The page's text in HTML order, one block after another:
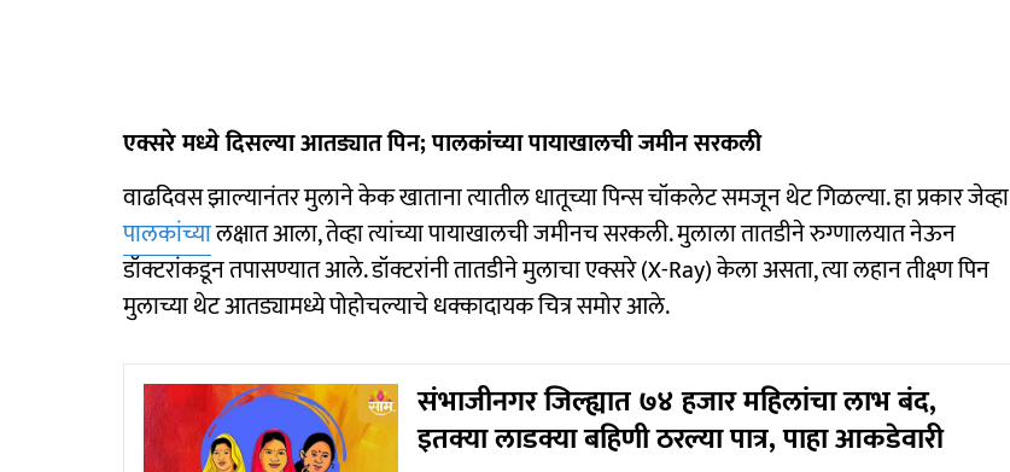
एक्सरे मध्ये दिसल्या आतड्यात पिन; पालकांच्या पायाखालची जमीन सरकली
वाढदिवस झाल्यानंतर मुलाने केक खाताना त्यातील धातूच्या पिन्स चॉकलेट समजून थेट गिळल्या. हा प्रकार जेव्हा
पालकांच्यालक्षात आला, तेव्हा त्यांच्या पायाखालची जमीनच सरकली. मुलाला तातडीने रुग्णालयात नेऊन
डॉक्टरांकडून तपासण्यात आले. डॉक्टरांनी तातडीने मुलाचा एक्सरे (X-Ray) केला असता, त्या लहान तीक्ष्ण पिन
मुलाच्या थेट आतड्यामध्ये पोहोचल्याचे धक्कादायक चित्र समोर आले.
संभाजीनगर जिल्ह्यात ७४ हजार महिलांचा लाभ बंद,
इतक्या लाडक्या बहिणी ठरल्या पात्र, पाहा आकडेवारी